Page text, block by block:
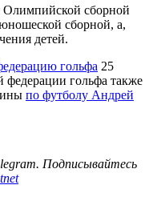
Олимпийской сборной
сборной, а,
детей.
гольфа 25
федерации гольфа также
по футболу Андрей
Подписывайтесь